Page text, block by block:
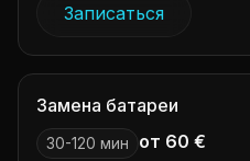
Записаться
Замена батареи
30-120 мин от 60 €